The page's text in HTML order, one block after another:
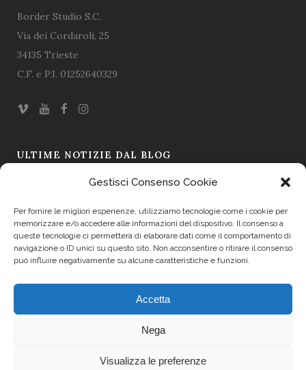
Gestisci Consenso Cookie
Per fornire le migliori esperienze, utilizziamo tecnologie come i cookie per
memorizzare e/o accedere alle informazioni del dispositivo. Il consenso a
queste tecnologie ci permetterà di elaborare dati come il comportamento di
navigazione o ID unici su questo sito. Non acconsentire o ritirare il consenso
può influire negativamente su alcune caratteristiche e funzioni.
Accetta
Nega
Visualizza le preferenze
Border Studio S.C.
Via dei Cordaroli, 25
34135 Trieste
C.F. e P.I. 01252640329
ULTIME NOTIZIE DAL BLOG
Omaggio a Ugo Borsatti – L’immagine come testimonianza
Il Sapore si Fa Racconto: La Prima Asta dei Formaggi a Friuli
Doc 2025
Trasparenza